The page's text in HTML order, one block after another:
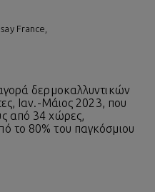
France,
δερμοκαλλυντικών
Ιαν.-Μάιος 2023, που
από 34 χώρες,
το 80% του παγκόσμιου